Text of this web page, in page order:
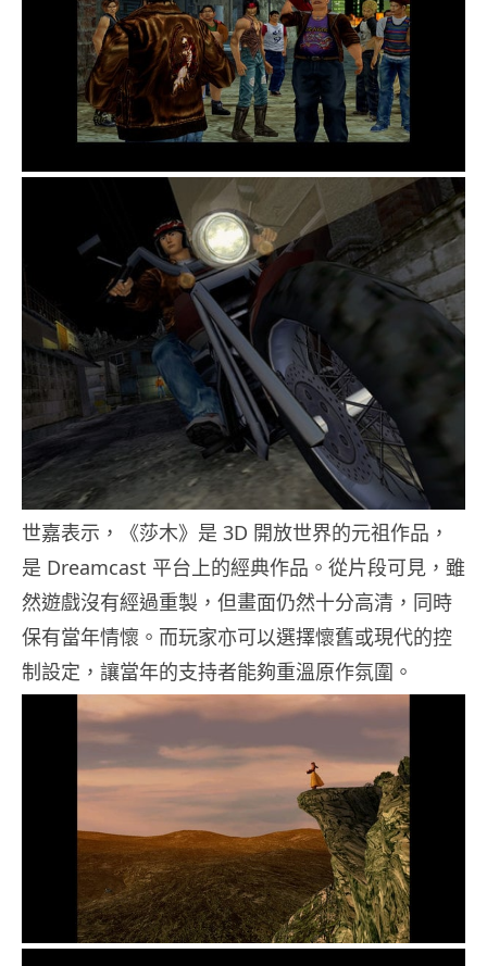
世嘉表示，《莎木》是 3D 開放世界的元祖作品，
是 Dreamcast 平台上的經典作品。從片段可見，雖
然遊戲沒有經過重製，但畫面仍然十分高清，同時
保有當年情懷。而玩家亦可以選擇懷舊或現代的控
制設定，讓當年的支持者能夠重溫原作氛圍。